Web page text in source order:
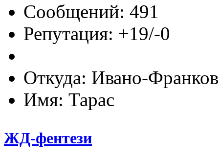
Сообщений: 491
Репутация: +19/-0
Откуда: Ивано-
Имя: Тарас
ЖД-фентези